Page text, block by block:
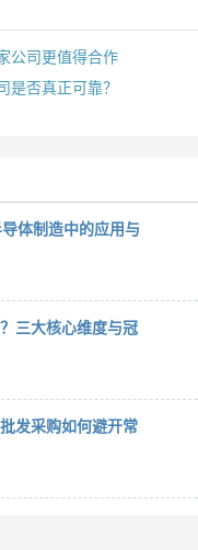
公司更值得合作
是否真正可靠？
体制造中的应用与
三大核心维度与冠
发采购如何避开常